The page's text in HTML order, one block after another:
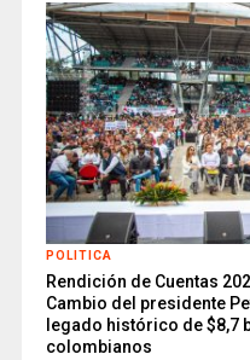
POLITICA
Rendición de Cuentas
Cambio del presidente
legado histórico de $8,7
colombianos